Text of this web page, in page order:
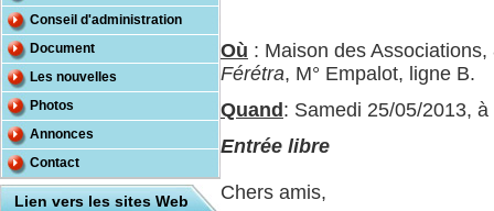
Conseil d'administration
Document
Les nouvelles
Photos
Annonces
Contact
Lien vers les sites Web
Où : Maison des
Férétra, M° Empalot, ligne B.
Quand : Samedi 25/05/2013, à
Entrée libre
Chers amis,